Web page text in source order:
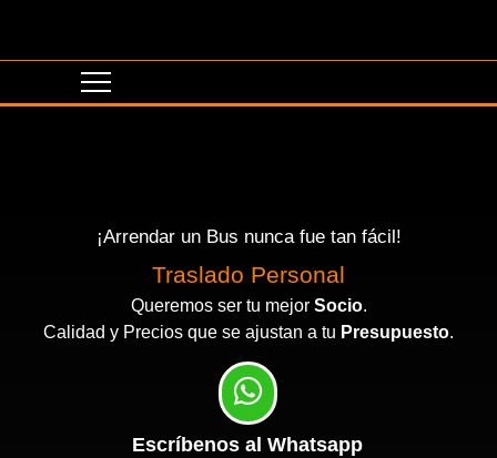
¡Arrendar un Bus nunca fue tan fácil!
Traslado Personal
Eventos Corporativos
Queremos ser tu mejor Socio.
Calidad y Precios que se ajustan a tu Presupuesto.
Escríbenos al Whatsapp